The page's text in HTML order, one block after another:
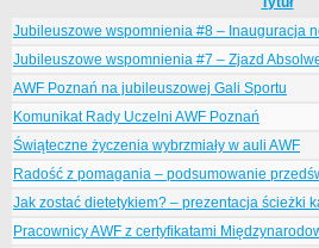
Jubileuszowe wspomnienia #8 – Inauguracja
Jubileuszowe wspomnienia #7 – Zjazd
AWF Poznań na jubileuszowej Gali Sportu
Komunikat Rady Uczelni AWF Poznań
Świąteczne życzenia wybrzmiały w auli AWF
Radość z pomagania – podsumowanie
Jak zostać dietetykiem? – prezentacja ścieżki
Pracownicy AWF z certyfikatami